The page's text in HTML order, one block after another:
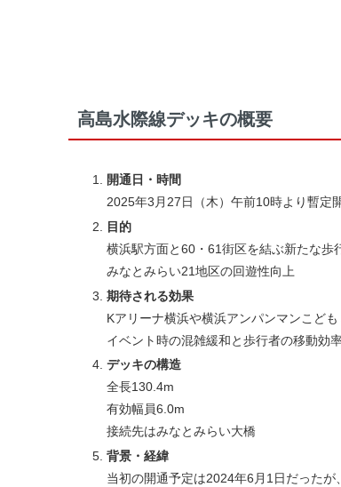
高島水際線デッキの概要
開通日・時間
2025年3月27日（木）午前10時より暫定
目的
横浜駅方面と60・61街区を結ぶ新たな歩
みなとみらい21地区の回遊性向上
期待される効果
Kアリーナ横浜や横浜アンパンマンこど
イベント時の混雑緩和と歩行者の移動効
デッキの構造
全長130.4m
有効幅員6.0m
接続先はみなとみらい大橋
背景・経緯
当初の開通予定は2024年6月1日だった